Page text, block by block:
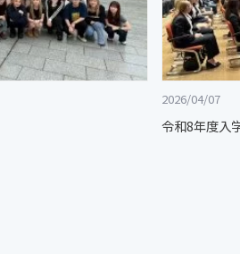
2026/04/07
令和8年度入